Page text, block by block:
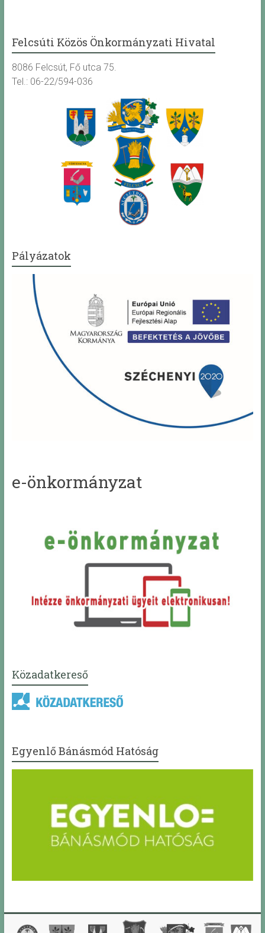
Felcsúti Közös Önkormányzati Hivatal
8086 Felcsút, Fő utca 75.
Tel.: 06-22/594-036
Pályázatok
e-önkormányzat
Közadatkereső
Egyenlő Bánásmód Hatóság